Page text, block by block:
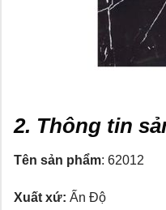
2. Thông tin
Tên sản phẩm: 62012
Xuất xứ: Ấn Độ